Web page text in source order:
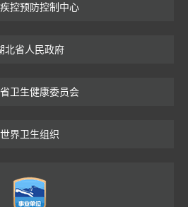
控预防控制中心
北省人民政府
卫生健康委员会
世界卫生组织